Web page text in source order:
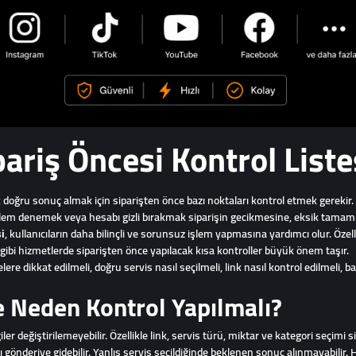
Öncesi Kontrol
sonuç almak için siparişten önce bazı noktaları kontrol etmek
denemek veya hesabı gizli bırakmak siparişin gecikmesine, eksik
, kullanıcıların daha bilinçli ve sorunsuz işlem yapmasına yardımcı olur.
hizmetlerde siparişten önce yapılacak kısa kontroller büyük önem taşır.
dikkat edilmeli, doğru servis nasıl seçilmeli, link nasıl kontrol edilmeli,
Kontrol Yapılmalı?
değiştirilemeyebilir. Özellikle link, servis türü, miktar ve kategori seçimi